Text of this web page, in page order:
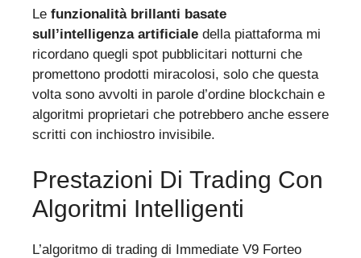
Le funzionalità brillanti basate
sull’intelligenza artificiale della piattaforma mi
ricordano quegli spot pubblicitari notturni che
promettono prodotti miracolosi, solo che questa
volta sono avvolti in parole d’ordine blockchain e
algoritmi proprietari che potrebbero anche essere
scritti con inchiostro invisibile.
Prestazioni Di Trading Con
Algoritmi Intelligenti
L’algoritmo di trading di Immediate V9 Forteo